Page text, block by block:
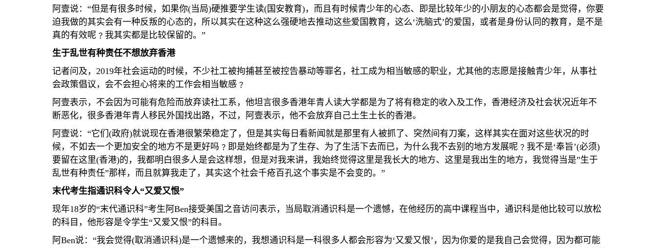
阿壹说：“但是有很多时候，如果你(当局)硬推要学生读(国安教育)，而且有时候青少年的心态、即是比较年少的小朋友的心态都会是觉得，你要
迫我做的其实会有一种反叛的心态的，所以其实在这种这么强硬地去推动这些爱国教育，这么‘洗脑式’的爱国，或者是身份认同的教育，是不是
真的有效呢﹖我其实都是比较保留的。”
生于乱世有种责任不想放弃香港
记者问及， 2019年社会运动的时候，不少社工被拘捕甚至被控告暴动等罪名，社工成为相当敏感的职业，尤其他的志愿是接触青少年，从事社
会政策倡议，会不会担心将来的工作会相当敏感﹖
阿壹表示，不会因为可能有危险而放弃读社工系，他坦言很多香港年青人读大学都是为了将有稳定的收入及工作，香港经济及社会状况近年不
断恶化，很多香港年青人移民外国找出路，不过，阿壹表示，他不会放弃自己土生土长的香港。
阿壹说：“它们 (政府)就说现在香港很繁荣稳定了，但是其实每日看新闻就是那里有人被抓了、突然间有刀案，这样其实在面对这些状况的时
候，不如去一个更加安全的地方不是更好吗﹖即是始终都是为了生存、为了生活下去而已，为什么我不去别的地方发展呢﹖我不是‘奉旨’(必须)
要留在这里(香港)的，我都明白很多人是会这样想，但是对我来讲，我始终觉得这里是我长大的地方、这里是我出生的地方，我觉得当是”生于
乱世有种责任”那样，而且就算我走了，其实这个社会千疮百孔这个事实是不会变的。”
末代考生指通识科令人“又爱又恨”
现年18岁的“末代通识科”考生阿 Ben接受美国之音访问表示，当局取消通识科是一个遗憾，在他经历的高中课程当中，通识科是他比较可以放松
的科目，他形容是令学生“又爱又恨”的科目。
阿 Ben说：“我会觉得(取消通识科)是一个遗憾来的，我想通识科是一科很多人都会形容为‘又爱又恨’，因为你爱的是我自己会觉得，因为都可能